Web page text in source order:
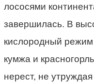
лососями
завершилась. В
кислородный режим
кумжа и
нерест, не